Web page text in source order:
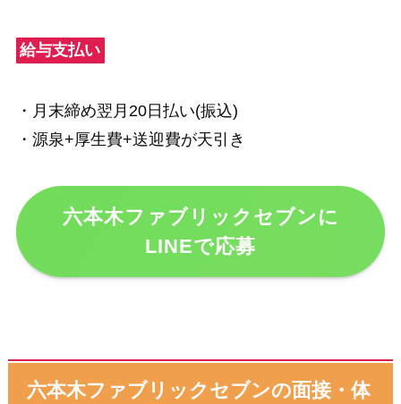
給与支払い
・月末締め翌月20日払い(振込)
・源泉+厚生費+送迎費が天引き
六本木ファブリックセブンに
LINEで応募
六本木ファブリックセブンの面接・体